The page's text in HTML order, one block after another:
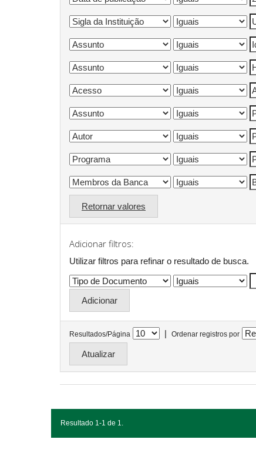
Retornar valores
Adicionar filtros:
Utilizar filtros para refinar o resultado de busca.
Resultados/Página | Ordenar registros por
Resultado 1-1 de 1.